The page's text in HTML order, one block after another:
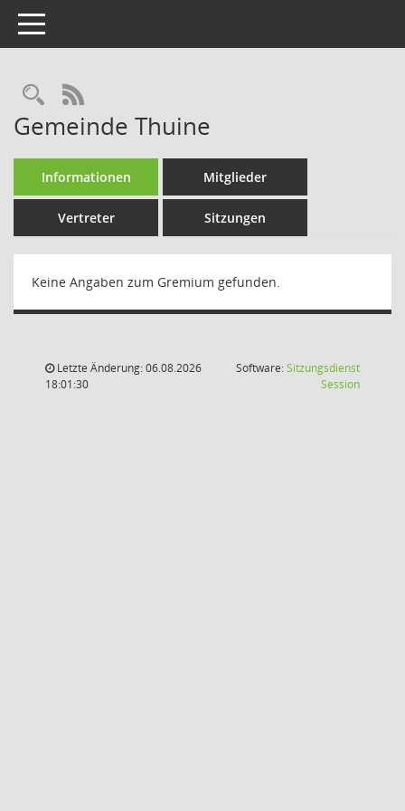
Toggle navigation
Rechercheauswahl
RSS-Feed
Gemeinde Thuine
Informationen Mitglieder
Vertreter Sitzungen
Keine Angaben zum Gremium gefunden.
Letzte Änderung: 06.08.2026
18:01:30
Software:Sitzungsdienst
Session(Wird in